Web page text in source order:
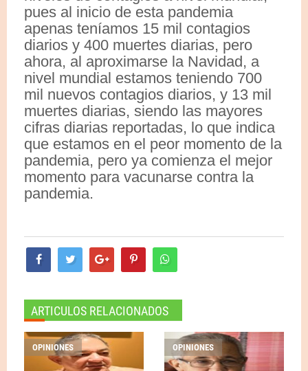
pues al inicio de esta pandemia
apenas teníamos 15 mil contagios
diarios y 400 muertes diarias, pero
ahora, al aproximarse la Navidad, a
nivel mundial estamos teniendo 700
mil nuevos contagios diarios, y 13 mil
muertes diarias, siendo las mayores
cifras diarias reportadas, lo que indica
que estamos en el peor momento de la
pandemia, pero ya comienza el mejor
momento para vacunarse contra la
pandemia.
ARTICULOS RELACIONADOS
OPINIONES OPINIONES